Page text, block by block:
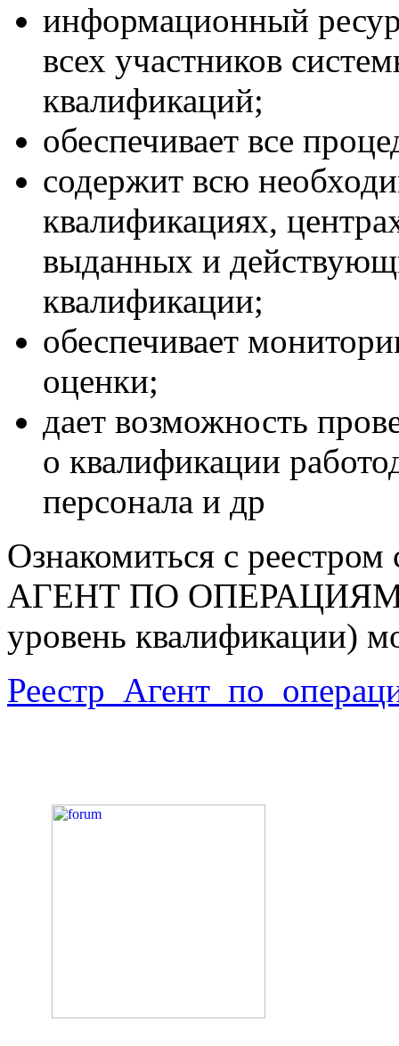
информационный
всех участников
квалификаций;
обеспечивает все
содержит всю
квалификациях,
выданных и
квалификации;
обеспечивает
оценки;
дает возможность
о квалификации
персонала и др
Ознакомиться с реестром
АГЕНТ ПО
уровень квалификации)